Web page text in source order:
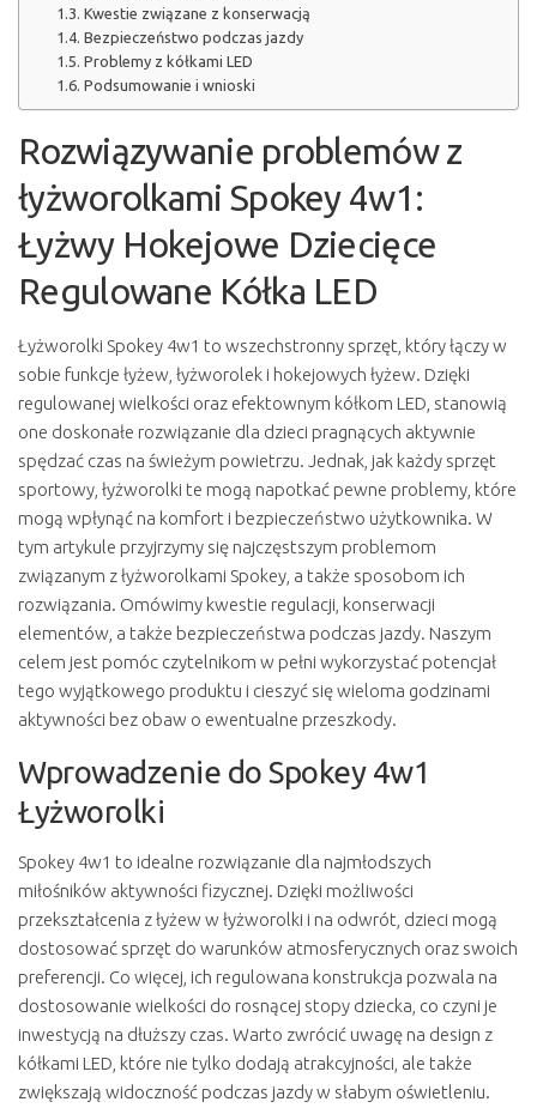
Kwestie związane z konserwacją
Bezpieczeństwo podczas jazdy
Problemy z kółkami LED
Podsumowanie i wnioski
Rozwiązywanie problemów z
łyżworolkami Spokey 4w1:
Łyżwy Hokejowe Dziecięce
Regulowane Kółka LED
Łyżworolki Spokey 4w1 to wszechstronny sprzęt, który łączy w
sobie funkcje łyżew, łyżworolek i hokejowych łyżew. Dzięki
regulowanej wielkości oraz efektownym kółkom LED, stanowią
one doskonałe rozwiązanie dla dzieci pragnących aktywnie
spędzać czas na świeżym powietrzu. Jednak, jak każdy sprzęt
sportowy, łyżworolki te mogą napotkać pewne problemy, które
mogą wpłynąć na komfort i bezpieczeństwo użytkownika. W
tym artykule przyjrzymy się najczęstszym problemom
związanym z łyżworolkami Spokey, a także sposobom ich
rozwiązania. Omówimy kwestie regulacji, konserwacji
elementów, a także bezpieczeństwa podczas jazdy. Naszym
celem jest pomóc czytelnikom w pełni wykorzystać potencjał
tego wyjątkowego produktu i cieszyć się wieloma godzinami
aktywności bez obaw o ewentualne przeszkody.
Wprowadzenie do Spokey 4w1
Łyżworolki
Spokey 4w1 to idealne rozwiązanie dla najmłodszych
miłośników aktywności fizycznej. Dzięki możliwości
przekształcenia z łyżew w łyżworolki i na odwrót, dzieci mogą
dostosować sprzęt do warunków atmosferycznych oraz swoich
preferencji. Co więcej, ich regulowana konstrukcja pozwala na
dostosowanie wielkości do rosnącej stopy dziecka, co czyni je
inwestycją na dłuższy czas. Warto zwrócić uwagę na design z
kółkami LED, które nie tylko dodają atrakcyjności, ale także
zwiększają widoczność podczas jazdy w słabym oświetleniu.